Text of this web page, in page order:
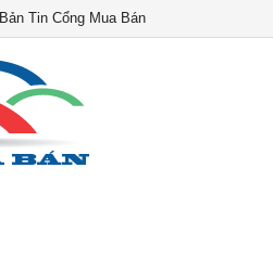
Bản Tin Cổng Mua Bán